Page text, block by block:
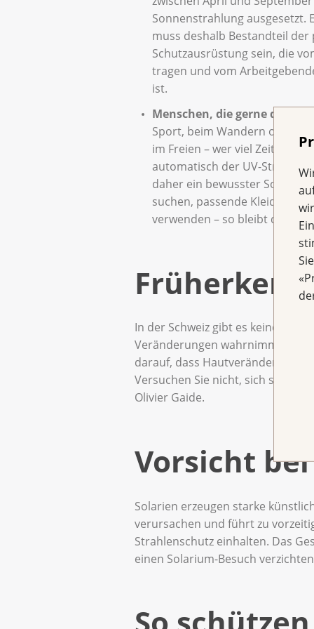
Sonnenstrahlung ausgesetzt.
muss deshalb Bestandteil
Schutzausrüstung sein, die
tragen und vom
ist.
Menschen, die gerne
Sport, beim Wandern oder
im Freien – wer viel Zeit
automatisch der UV-
daher ein bewusster
suchen, passende Kleidung
verwenden – so bleibt die
In der Schweiz gibt es keine
Veränderungen wahrnimmt,
darauf, dass
Versuchen Sie nicht, sich selbst
Olivier Gaide.
Vorsicht
Solarien erzeugen starke
verursachen und führt zu
Strahlenschutz einhalten. Das
einen Solarium-Besuch